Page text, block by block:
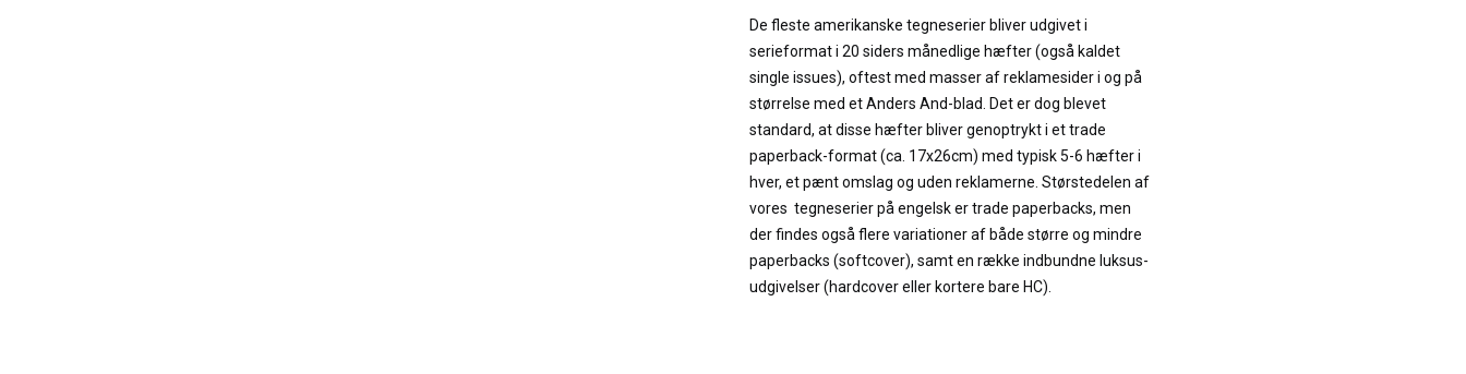
De fleste amerikanske tegneserier bliver udgivet i
serieformat i 20 siders månedlige hæfter (også kaldet
single issues), oftest med masser af reklamesider i og på
størrelse med et Anders And-blad. Det er dog blevet
standard, at disse hæfter bliver genoptrykt i et trade
paperback-format (ca. 17x26cm) med typisk 5-6 hæfter i
hver, et pænt omslag og uden reklamerne. Størstedelen af
vores tegneserier på engelsk er trade paperbacks, men
der findes også flere variationer af både større og mindre
paperbacks (softcover), samt en række indbundne luksus-
udgivelser (hardcover eller kortere bare HC).